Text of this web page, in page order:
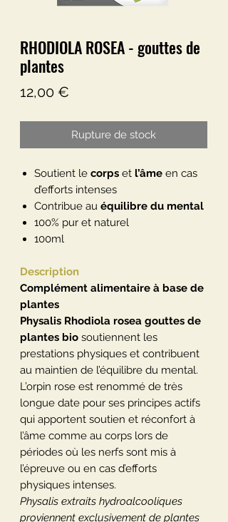
RHODIOLA ROSEA - gouttes de
plantes
12,00 €
Rupture de stock
Soutient le corps et l’âme en cas
d’efforts intenses
Contribue au équilibre du mental
100% pur et naturel
100ml
Description
Complément alimentaire à base de
plantes
Physalis Rhodiola rosea gouttes de
plantes bio soutiennent les
prestations physiques et contribuent
au maintien de l’équilibre du mental.
L’orpin rose est renommé de très
longue date pour ses principes actifs
qui apportent soutien et réconfort à
l’âme comme au corps lors de
périodes où les nerfs sont mis à
l’épreuve ou en cas d’efforts
physiques intenses.
Physalis extraits hydroalcooliques
proviennent exclusivement de plantes